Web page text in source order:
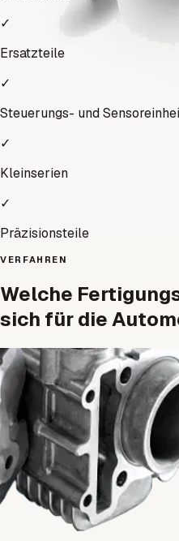
✓
Ersatzteile
✓
Steuerungs- und
✓
Kleinserien
✓
Präzisionsteile
VERFAHREN
Welche
sich für die